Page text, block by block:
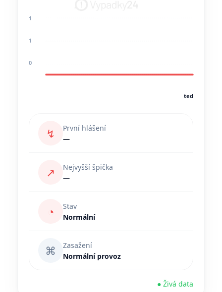
1
1
0
teď
↯
První hlášení
—
↗
Nejvyšší špička
—
◔
Stav
Normální
⌘
Zasažení
Normální provoz
● Živá data